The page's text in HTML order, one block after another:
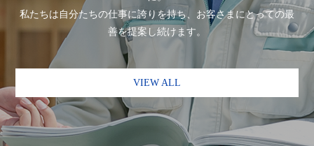
私たちは自分たちの仕事に誇りを持ち、お客さまにとっての最
善を提案し続けます。
VIEW ALL